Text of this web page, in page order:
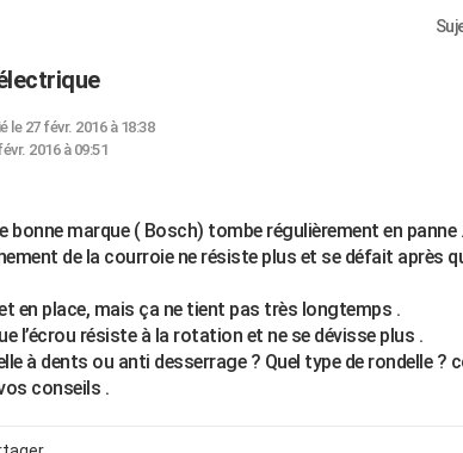
le 27 févr. 2016 à 18:38
2016 à 09:51
marque ( Bosch) tombe régulièrement en panne .
de la courroie ne résiste plus et se défait après
en place, mais ça ne tient pas très longtemps .
l’écrou résiste à la rotation et ne se dévisse plus .
à dents ou anti desserrage ? Quel type de rondelle ?
conseils .